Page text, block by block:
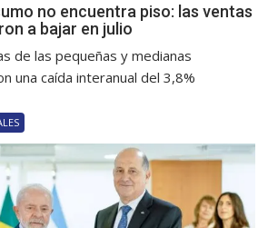
no encuentra piso: las ventas
a bajar en julio
de las pequeñas y medianas
una caída interanual del 3,8%